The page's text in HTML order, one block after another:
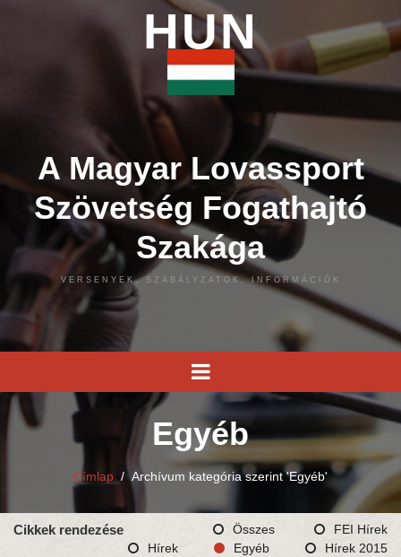
HUN
A Magyar Lovassport
Szövetség Fogathajtó
Szakága
VERSENYEK, SZABÁLYZATOK, INFORMÁCIÓK
Egyéb
Címlap /Archívum kategória szerint 'Egyéb'
Cikkek rendezése Összes
FEI Hírek
Hírek
Egyéb Hírek 2015